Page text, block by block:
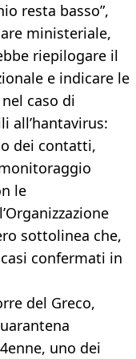
resta basso”,
ministeriale,
riepilogare il
e indicare le
caso di
all’hantavirus:
dei contatti,
le
sottolinea che,
confermati in
del Greco,
uno dei